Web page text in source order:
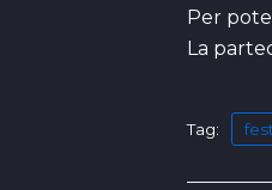
Per
La
Tag: